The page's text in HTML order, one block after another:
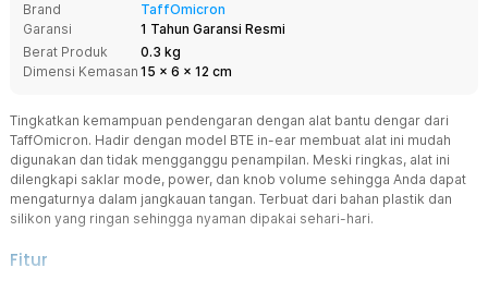
Brand
TaffOmicron
Garansi
1 Tahun Garansi Resmi
Berat Produk
0.3 kg
Dimensi Kemasan 15 x 6 x 12 cm
Tingkatkan kemampuan pendengaran dengan alat bantu dengar dari
TaffOmicron. Hadir dengan model BTE in-ear membuat alat ini mudah
digunakan dan tidak mengganggu penampilan. Meski ringkas, alat ini
dilengkapi saklar mode, power, dan knob volume sehingga Anda dapat
mengaturnya dalam jangkauan tangan. Terbuat dari bahan plastik dan
silikon yang ringan sehingga nyaman dipakai sehari-hari.
Fitur